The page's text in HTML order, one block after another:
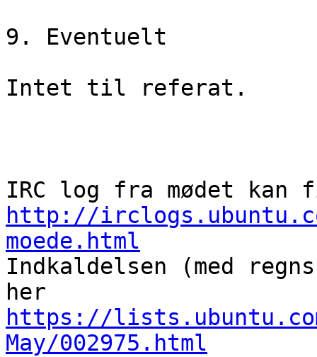
9. Eventuelt
Intet til referat.
http://
moede.html
Indkaldelsen (med
https://
May/002975.html